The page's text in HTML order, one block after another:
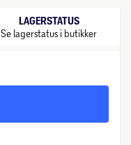
LAGERSTATUS
Se lagerstatus i butikker